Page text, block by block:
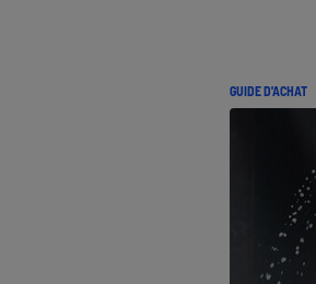
GUIDE D'ACHAT